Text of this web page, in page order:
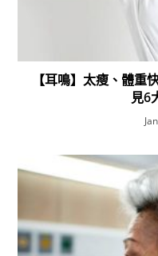
【耳鳴】太瘦、體
見6